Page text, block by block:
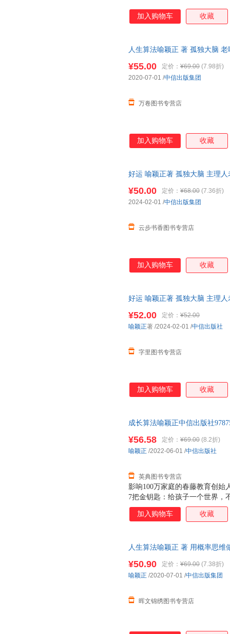
加入购物车 收藏
人生算法喻颖正 著 孤独大脑
版！电子发票！幼儿童书培养
¥55.00 定价： ¥69.00 (7.98折)
万卷图书专营店
2020-07-01 /中信出版集团
加入购物车 收藏
好运 喻颖正著 孤独大脑 主理
¥50.00 定价： ¥68.00 (7.36折)
云步书香图书专营店
2024-02-01 /中信出版集团
加入购物车 收藏
好运 喻颖正著 孤独大脑 主理
¥52.00 定价： ¥52.00
字里图书专营店
喻颖正著 /2024-02-01 /中信出版社
加入购物车 收藏
成长算法喻颖正中信出版社
影响100万家庭的春藤教育创始
7把金钥匙：给孩子一个世界，
练习，帮助父母解决头痛的教
¥56.58 定价： ¥69.00 (8.2折)
英典图书专营店
喻颖正 /2022-06-01 /中信出版社
加入购物车 收藏
人生算法喻颖正 著 用概率思维
¥50.90 定价： ¥69.00 (7.38折)
晖文锦绣图书专营店
喻颖正 /2020-07-01 /中信出版集团